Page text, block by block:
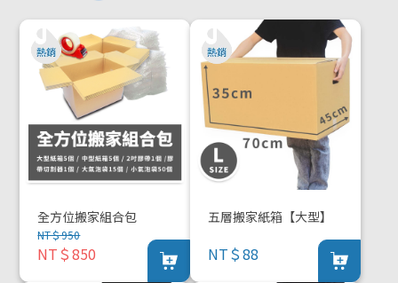
全方位搬家組合包
NT＄950
NT＄850
五層搬家紙箱【大型】
NT＄88